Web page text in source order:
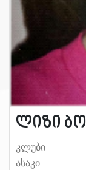
ლიზი
კლუბი
ასაკი